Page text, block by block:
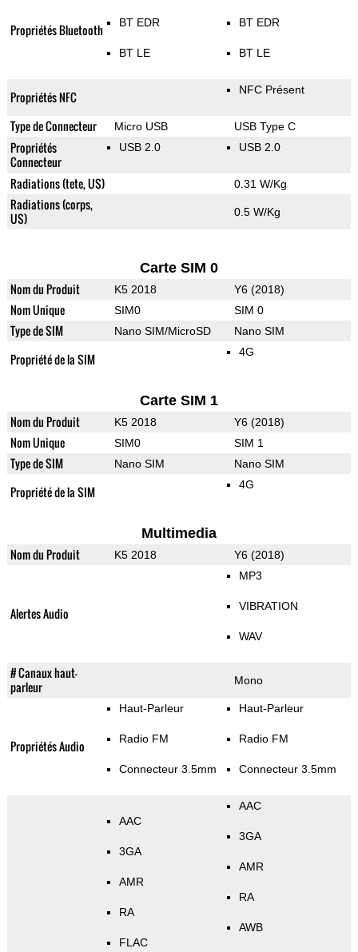
Propriétés Bluetooth BT EDR
BT LE
BT EDR
BT LE
Propriétés NFC NFC Présent
Type de Connecteur Micro USB USB Type C
Propriétés
Connecteur
USB 2.0 USB 2.0
Radiations (tete, US) 0.31 W/Kg
Radiations (corps,
US)
0.5 W/Kg
Carte SIM 0
Nom du Produit K5 2018 Y6 (2018)
Nom Unique SIM0 SIM 0
Type de SIM Nano SIM/MicroSD Nano SIM
Propriété de la SIM 4G
Carte SIM 1
Nom du Produit K5 2018 Y6 (2018)
Nom Unique SIM0 SIM 1
Type de SIM Nano SIM Nano SIM
Propriété de la SIM 4G
Multimedia
Nom du Produit K5 2018 Y6 (2018)
Alertes Audio
MP3
VIBRATION
WAV
# Canaux haut-
parleur
Mono
Propriétés Audio
Haut-Parleur
Radio FM
Connecteur 3.5mm
Haut-Parleur
Radio FM
Connecteur 3.5mm
AAC
3GA
AMR
RA
FLAC
AAC
3GA
AMR
RA
AWB